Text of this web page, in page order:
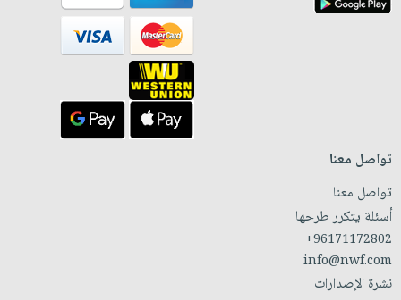
تواصل معنا
تواصل معنا
أسئلة يتكرر طرحها
+96171172802
info@nwf.com
نشرة الإصدارات